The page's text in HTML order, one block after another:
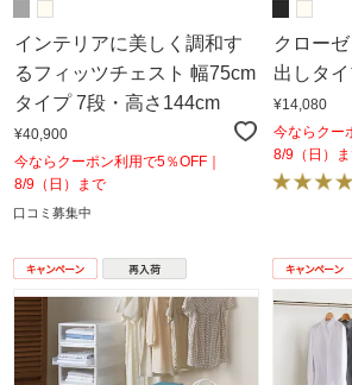
インテリアに美しく調和す
るフィッツチェスト 幅75cm
タイプ 7段・高さ144cm
¥40,900
今ならクーポン利用で5％OFF｜
8/9（日）まで
口コミ募集中
クロー
出しタ
¥14,080
今ならクー
8/9（日）